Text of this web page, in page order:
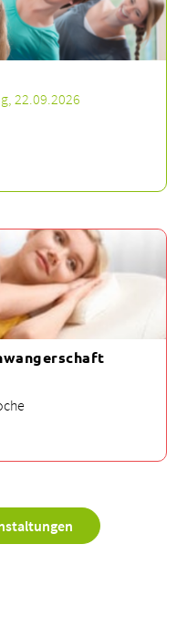
22.09.2026